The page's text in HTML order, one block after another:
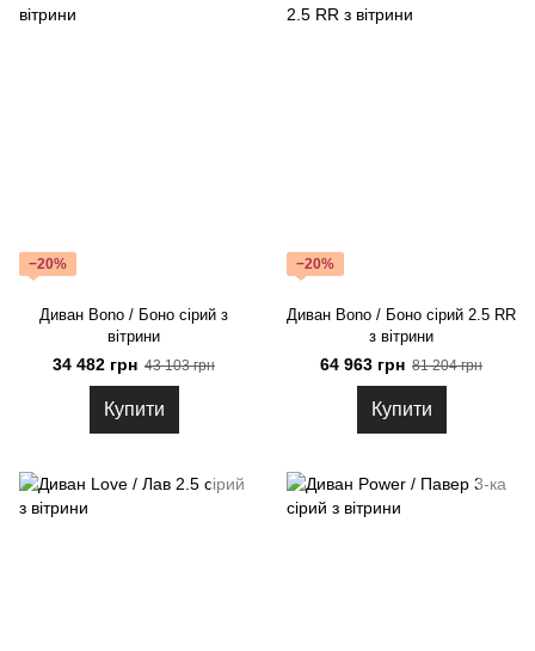
−20%
Диван Bono / Боно сірий з
вітрини
34 482 грн 43 103 грн
Купити
−20%
Диван Bono / Боно сірий 2.5 RR
з вітрини
64 963 грн 81 204 грн
Купити